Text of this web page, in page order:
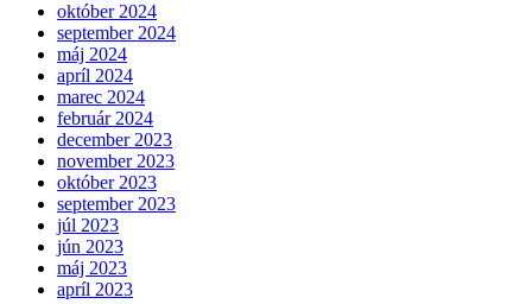
október 2024
september 2024
máj 2024
apríl 2024
marec 2024
február 2024
december 2023
november 2023
október 2023
september 2023
júl 2023
jún 2023
máj 2023
apríl 2023